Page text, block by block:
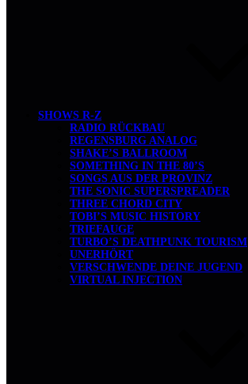
SHOWS R-Z
RADIO RÜCKBAU
REGENSBURG ANALOG
SHAKE’S BALLROOM
SOMETHING IN THE 80’S
SONGS AUS DER PROVINZ
THE SONIC SUPERSPREADER
THREE CHORD CITY
TOBI’S MUSIC HISTORY
TRIEFAUGE
TURBO’S DEATHPUNK TOURISM
UNERHÖRT
VERSCHWENDE DEINE JUGEND
VIRTUAL INJECTION